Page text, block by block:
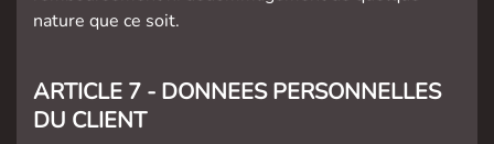
nature que ce soit.
ARTICLE 7 - DONNEES PERSONNELLES
DU CLIENT